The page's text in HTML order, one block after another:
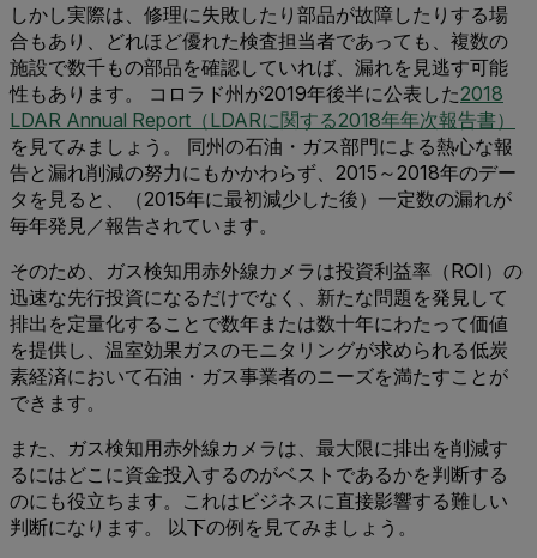
しかし実際は、修理に失敗したり部品が故障したりする場
合もあり、どれほど優れた検査担当者であっても、複数の
施設で数千もの部品を確認していれば、漏れを見逃す可能
性もあります。 コロラド州が2019年後半に公表した2018
LDAR Annual Report（LDARに関する2018年年次報告書）
を見てみましょう。 同州の石油・ガス部門による熱心な報
告と漏れ削減の努力にもかかわらず、2015～2018年のデー
タを見ると、（2015年に最初減少した後）一定数の漏れが
毎年発見／報告されています。
そのため、ガス検知用赤外線カメラは投資利益率（ROI）の
迅速な先行投資になるだけでなく、新たな問題を発見して
排出を定量化することで数年または数十年にわたって価値
を提供し、温室効果ガスのモニタリングが求められる低炭
素経済において石油・ガス事業者のニーズを満たすことが
できます。
また、ガス検知用赤外線カメラは、最大限に排出を削減す
るにはどこに資金投入するのがベストであるかを判断する
のにも役立ちます。これはビジネスに直接影響する難しい
判断になります。 以下の例を見てみましょう。